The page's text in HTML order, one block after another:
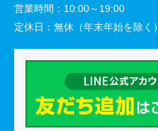
営業時間： 10:00～19:00
定休日： 無休（年末年始を除く）